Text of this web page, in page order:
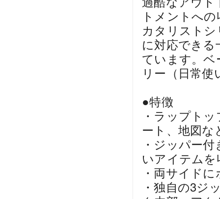
トメントへ
カタリスト
に対応でき
ています。
リー（日常
●特徴
・ラップト
ート、地図
・ジッパー
いアイテムを
・両サイド
・独自の3ジ